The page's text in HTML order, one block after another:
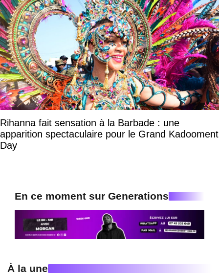
Rihanna fait sensation à la Barbade : une
apparition spectaculaire pour le Grand Kadooment
Day
En ce moment sur Generations
À la une